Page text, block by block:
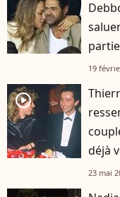
19
player2
déjà
23 mai